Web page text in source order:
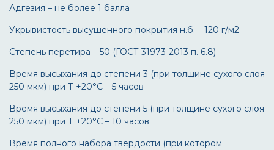
Адгезия – не более 1 балла
Укрывистость высушенного покрытия н.б. – 120 г/м2
Степень перетира – 50 (ГОСТ 31973-2013 п. 6.8)
Время высыхания до степени 3 (при толщине сухого слоя
250 мкм) при Т +20°С – 5 часов
Время высыхания до степени 5 (при толщине сухого слоя
250 мкм) при Т +20°С – 10 часов
Время полного набора твердости (при котором